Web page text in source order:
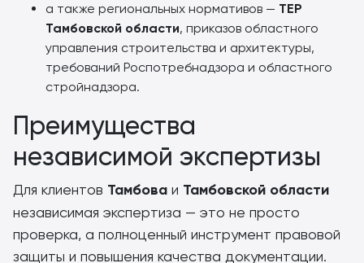
а также региональных нормативов — ТЕР
Тамбовской области, приказов областного
управления строительства и архитектуры,
требований Роспотребнадзора и областного
стройнадзора.
Преимущества
независимой экспертизы
Для клиентов Тамбова и Тамбовской области
независимая экспертиза — это не просто
проверка, а полноценный инструмент правовой
защиты и повышения качества документации.